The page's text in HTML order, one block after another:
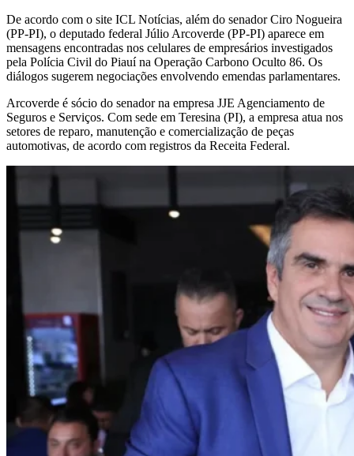
De acordo com o site ICL Notícias, além do senador Ciro Nogueira
(PP-PI), o deputado federal Júlio Arcoverde (PP-PI) aparece em
mensagens encontradas nos celulares de empresários investigados
pela Polícia Civil do Piauí na Operação Carbono Oculto 86. Os
diálogos sugerem negociações envolvendo emendas parlamentares.
Arcoverde é sócio do senador na empresa JJE Agenciamento de
Seguros e Serviços. Com sede em Teresina (PI), a empresa atua nos
setores de reparo, manutenção e comercialização de peças
automotivas, de acordo com registros da Receita Federal.